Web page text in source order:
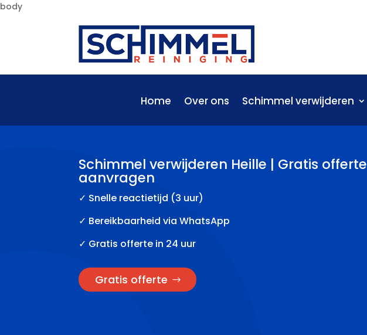
body
Home Over ons Schimmel verwijderen
Schimmel verwijderen Heille | Gratis offerte
aanvragen
✓ Snelle reactietijd (3 uur)
✓ Bereikbaarheid via WhatsApp
✓ Gratis offerte in 24 uur
Gratis offerte